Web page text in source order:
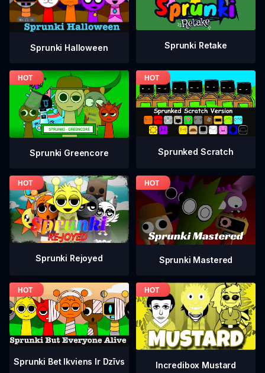
Sprunki Halloween Sprunki Retake
Sprunki Greencore Sprunked Scratch
Sprunki Rejoyed Sprunki Mastered
Sprunki Bet Ikviens Ir Dzīvs Incredibox Mustard